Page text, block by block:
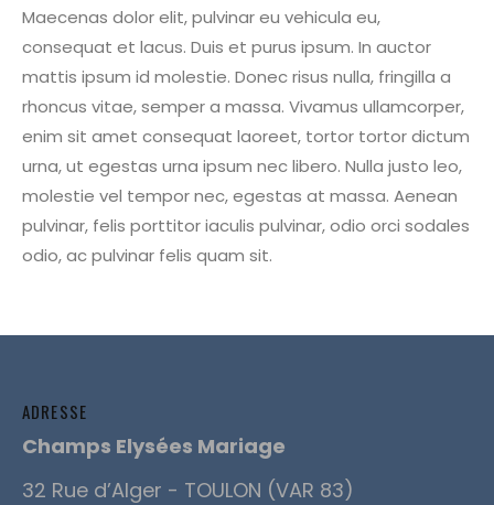
Maecenas dolor elit, pulvinar eu vehicula eu,
consequat et lacus. Duis et purus ipsum. In auctor
mattis ipsum id molestie. Donec risus nulla, fringilla a
rhoncus vitae, semper a massa. Vivamus ullamcorper,
enim sit amet consequat laoreet, tortor tortor dictum
urna, ut egestas urna ipsum nec libero. Nulla justo leo,
molestie vel tempor nec, egestas at massa. Aenean
pulvinar, felis porttitor iaculis pulvinar, odio orci sodales
odio, ac pulvinar felis quam sit.
ADRESSE
Champs Elysées Mariage
32 Rue d’Alger - TOULON (VAR 83)